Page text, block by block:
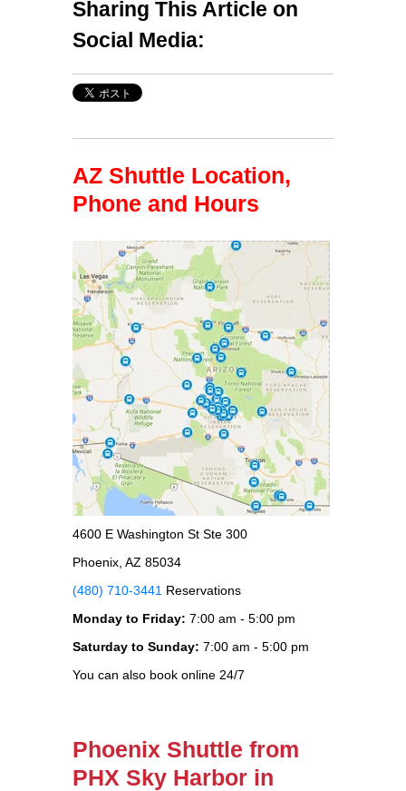
Sharing This Article on
Social Media:
AZ Shuttle Location,
Phone and Hours
4600 E Washington St Ste 300
Phoenix, AZ 85034
(480) 710-3441 Reservations
Monday to Friday: 7:00 am - 5:00 pm
Saturday to Sunday: 7:00 am - 5:00 pm
You can also book online 24/7
Phoenix Shuttle from
PHX Sky Harbor in